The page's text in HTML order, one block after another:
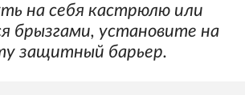
на себя кастрюлю или
брызгами, установите на
защитный барьер.